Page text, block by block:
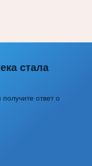
стала
ответ о